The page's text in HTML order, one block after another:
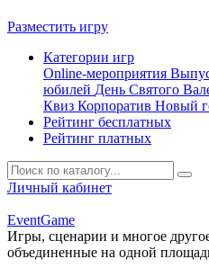
Разместить игру
Категории игр
Online-мероприятия
юбилей День Святого
Квиз Корпоратив Новый
Рейтинг бесплатных
Рейтинг платных
Личный кабинет
EventGame
Игры, сценарии и многое
объединенные на одной